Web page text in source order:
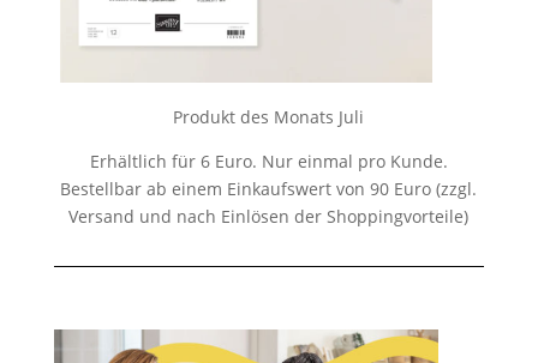
Produkt des Monats Juli
Erhältlich für 6 Euro. Nur einmal pro Kunde.
Bestellbar ab einem Einkaufswert von 90 Euro (zzgl.
Versand und nach Einlösen der Shoppingvorteile)